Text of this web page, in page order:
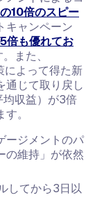
10倍のスピー
キャンペーン
倍も優れてお
また、
によって得た新
通じて取り戻し
均収益）が3倍
。
ージメントのパ
の維持」が依然
してから3日以